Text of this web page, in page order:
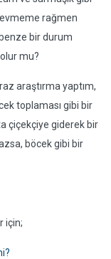
rağmen
bir durum
mu?
araştırma yaptım,
toplaması gibi bir
çiçekçiye giderek bir
böcek gibi bir
için;